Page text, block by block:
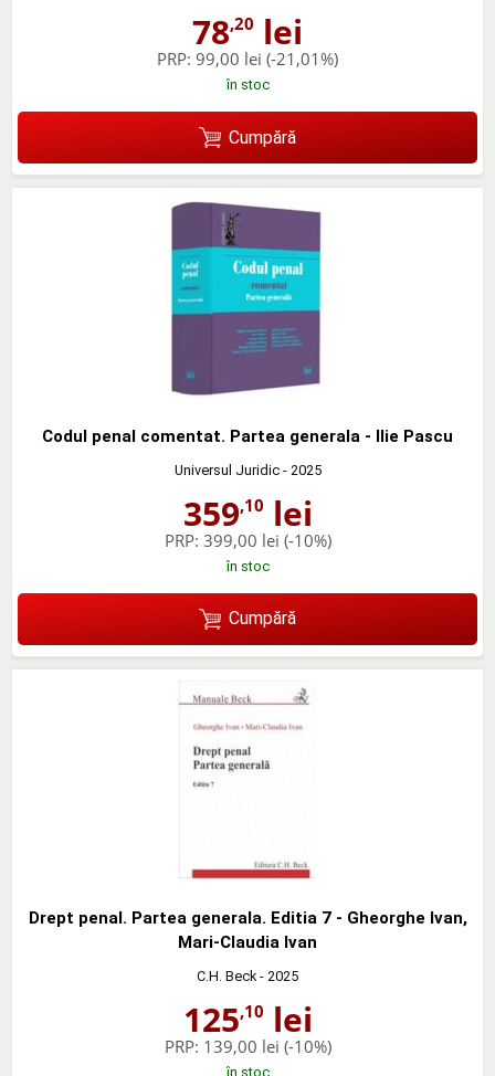
78,20 lei
PRP: 99,00 lei (-21,01%)
în stoc
Cumpără
Codul penal comentat. Partea generala - Ilie Pascu
Universul Juridic- 2025
359,10 lei
PRP: 399,00 lei (-10%)
în stoc
Cumpără
Drept penal. Partea generala. Editia 7 - Gheorghe Ivan,
Mari-Claudia Ivan
C.H. Beck - 2025
125,10 lei
PRP: 139,00 lei (-10%)
în stoc